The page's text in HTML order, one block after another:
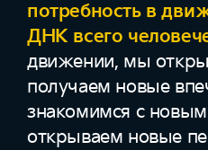
потребность в
ДНК всего
движении, мы
получаем новые
знакомимся с
открываем новые